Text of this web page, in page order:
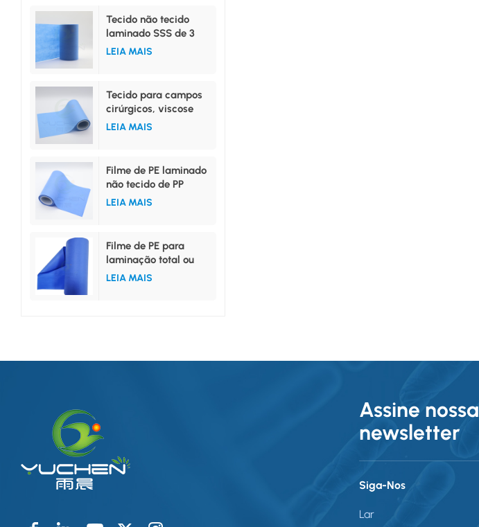
Tecido não tecido
laminado SSS de 3
camadas com alta
LEIA MAIS
Tecido para campos
cirúrgicos, viscose
hidrofílica, não tecido,
LEIA MAIS
Filme de PE laminado
não tecido de PP
hidrofílico ou PP
LEIA MAIS
Filme de PE para
laminação total ou
intermediária de não
LEIA MAIS
Assine nossa
newsletter
Siga-Nos
Lar